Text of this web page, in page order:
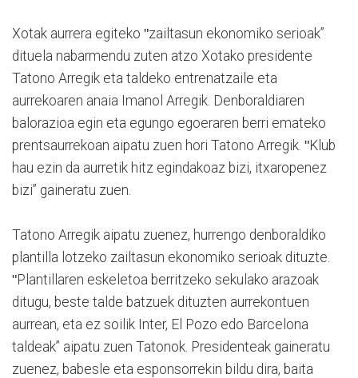
Xotak aurrera egiteko ʺzailtasun ekonomiko serioak”
dituela nabarmendu zuten atzo Xotako presidente
Tatono Arregik eta taldeko entrenatzaile eta
aurrekoaren anaia Imanol Arregik. Denboraldiaren
balorazioa egin eta egungo egoeraren berri emateko
prentsaurrekoan aipatu zuen hori Tatono Arregik. ʺKlub
hau ezin da aurretik hitz egindakoaz bizi, itxaropenez
bizi” gaineratu zuen.
Tatono Arregik aipatu zuenez, hurrengo denboraldiko
plantilla lotzeko zailtasun ekonomiko serioak dituzte.
ʺPlantillaren eskeletoa berritzeko sekulako arazoak
ditugu, beste talde batzuek dituzten aurrekontuen
aurrean, eta ez soilik Inter, El Pozo edo Barcelona
taldeak” aipatu zuen Tatonok. Presidenteak gaineratu
zuenez, babesle eta esponsorrekin bildu dira, baita